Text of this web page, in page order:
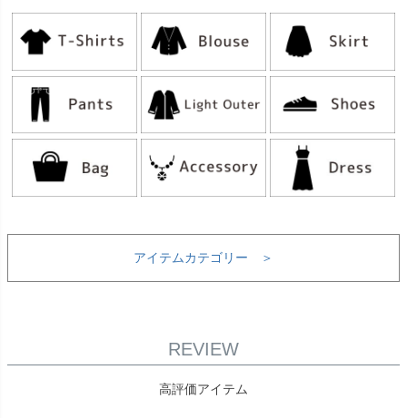
アイテムカテゴリー ＞
REVIEW
高評価アイテム